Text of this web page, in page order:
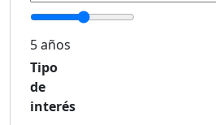
5 años
Tipo
de
interés